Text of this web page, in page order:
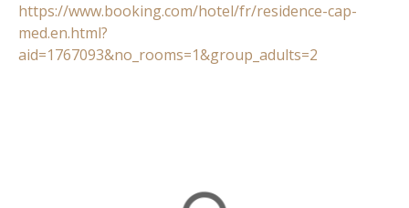
https://www.booking.com/hotel/fr/residence-cap-
med.en.html?
aid=1767093&no_rooms=1&group_adults=2